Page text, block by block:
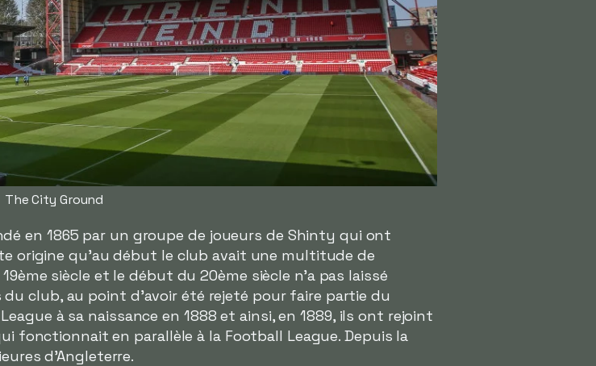
The City Ground
en 1865 par un groupe de joueurs de Shinty qui ont
origine qu'au début le club avait une multitude de
siècle et le début du 20ème siècle n'a pas laissé
club, au point d'avoir été rejeté pour faire partie du
à sa naissance en 1888 et ainsi, en 1889, ils ont rejoint
fonctionnait en parallèle à la Football League. Depuis la
d'Angleterre.